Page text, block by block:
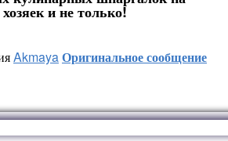
и не только!
AkmayaОригинальное сообщение